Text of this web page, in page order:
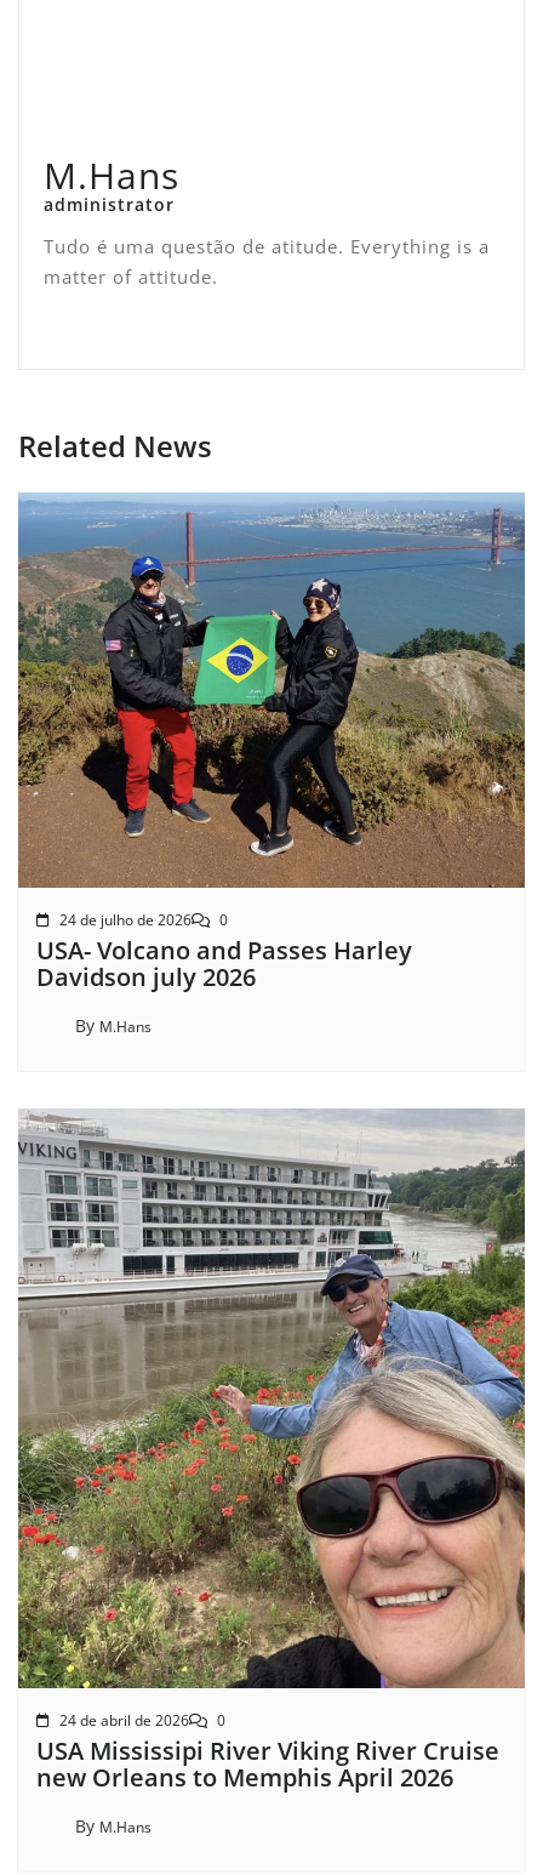
M.Hans
administrator
Tudo é uma questão de atitude. Everything is a
matter of attitude.
Related News
24 de julho de 2026 0
USA- Volcano and Passes Harley
Davidson july 2026
By M.Hans
24 de abril de 2026 0
USA Mississipi River Viking River Cruise
new Orleans to Memphis April 2026
By M.Hans